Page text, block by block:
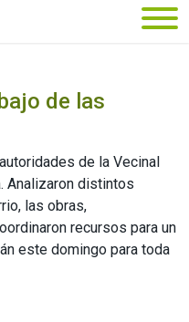
de las
de la Vecinal
Analizaron distintos
las obras,
recursos para un
este domingo para toda